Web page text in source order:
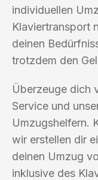
individuellen
Klaviertransport
deinen
trotzdem den
Überzeuge dich
Service und
Umzugshelfern.
wir erstellen dir
deinen Umzug
inklusive des